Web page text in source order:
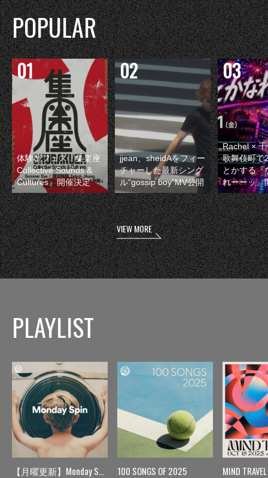
POPULAR
体験型フェス『集楽座
Collective Sounds &
Cultures』開催決定
jjean、sheidAをフィー
チャーした最新シング
ル“gossip boy”MV公開
Rachel ×
歌舞伎町で
とかする『
れーーッ』
VIEW MORE
PLAYLIST
【月曜更新】Monday Spin 100 SONGS OF 2025 MIND TRAVEL